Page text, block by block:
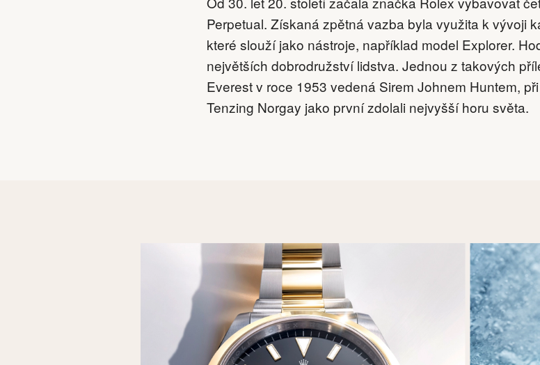
Perpetual. Získaná zpětná vazba byla využita k vývoji
které slouží jako nástroje, například model Explorer.
největších dobrodružství lidstva. Jednou z takových
Everest v roce 1953 vedená Sirem Johnem Huntem,
Tenzing Norgay jako první zdolali nejvyšší horu světa.